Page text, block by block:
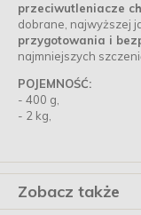
przeciwutleniacze
dobrane, najwyższej
przygotowania i
najmniejszych
POJEMNOŚĆ:
- 400 g,
- 2 kg,
Zobacz także